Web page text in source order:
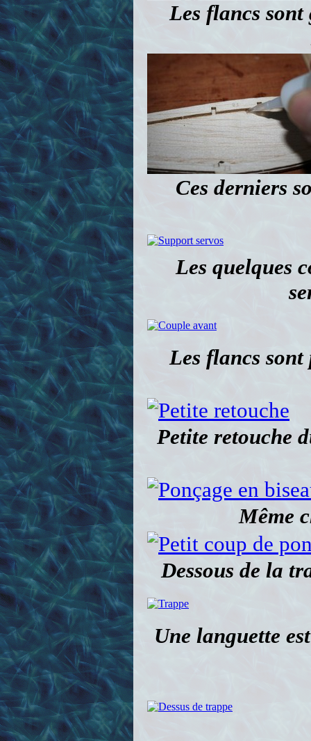
Les flancs sont
Ces derniers
Les quelques
Les flancs
Petite retouche
Même
Dessous de la
Une languette